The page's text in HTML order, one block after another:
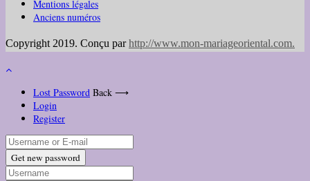
Mentions légales
Anciens numéros
Copyright 2019. Conçu parhttp://www.mon-mariageoriental.com.
Lost Password Back ⟶
Login
Register
Get new password